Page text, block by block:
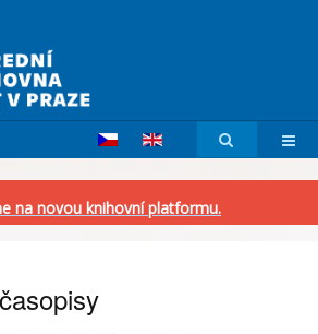
na novou knihovní platformu.